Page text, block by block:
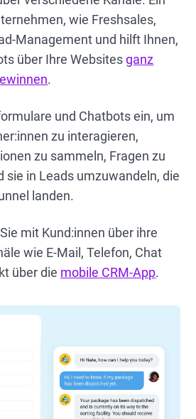
wie Freshsales,
Management und hilft Ihnen,
über Ihre Websitesganz
.
und Chatbots ein, um
zu interagieren,
zu sammeln, Fragen zu
sie in Leads umzuwandeln, die
landen.
mit Kund:innen über ihre
wie E-Mail, Telefon, Chat
über die mobile CRM-App.